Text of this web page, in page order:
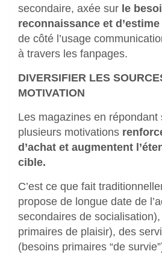
secondaire, axée sur le
reconnaissance et
de côté l’usage
à travers les fanpages.
DIVERSIFIER LES
MOTIVATION
Les magazines en répondant
plusieurs motivations
d’achat et augmentent
cible.
C’est ce que fait
propose de longue date de
secondaires de
primaires de plaisir), des
(besoins primaires “de